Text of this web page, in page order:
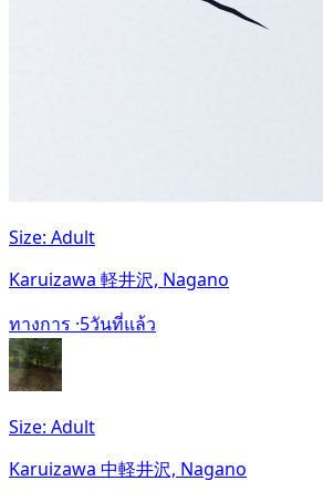
Size: Adult
Karuizawa 軽井沢, Nagano
ทางการ ·5วันที่แล้ว
Size: Adult
Karuizawa 中軽井沢, Nagano